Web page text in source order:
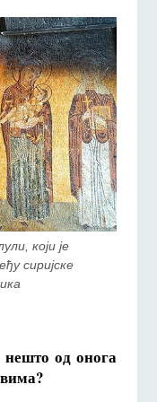
који је
сиријске
нешто од онога